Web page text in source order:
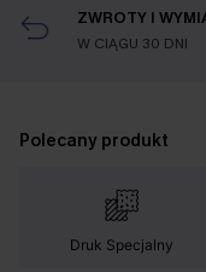
ZWROTY I
W CIĄGU 30 DNI
Polecany produkt
Druk Specjalny